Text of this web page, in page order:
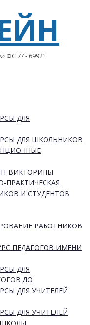
ФС 77 - 69923
ДЛЯ
ДЛЯ ШКОЛЬНИКОВ
ВИКТОРИНЫ
ПРАКТИЧЕСКАЯ
И СТУДЕНТОВ
РАБОТНИКОВ
ПЕДАГОГОВ ИМЕНИ
ДЛЯ
ДО
ДЛЯ УЧИТЕЛЕЙ
ДЛЯ УЧИТЕЛЕЙ